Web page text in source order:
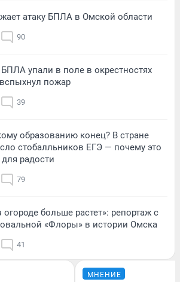
атаку БПЛА в Омской области
90
упали в поле в окрестностях
пожар
39
образованию конец? В стране
стобалльников ЕГЭ — почему это
радости
79
огороде больше растет»: репортаж с
«Флоры» в истории Омска
41
МНЕНИЕ